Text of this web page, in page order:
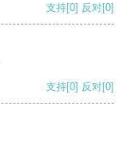
支持[0] 反对[0]
支持[0] 反对[0]